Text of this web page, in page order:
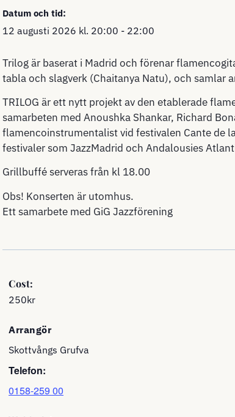
Datum och tid:
12 augusti 2026 kl. 20:00 - 22:00
Trilog är baserat i Madrid och förenar
tabla och slagverk (Chaitanya Natu), och samlar
TRILOG är ett nytt projekt av den etablerade
samarbeten med Anoushka Shankar, Richard
flamencoinstrumentalist vid festivalen Cante de
festivaler som JazzMadrid och Andalousies
Grillbuffé serveras från kl 18.00
Obs! Konserten är utomhus.
Ett samarbete med GiG Jazzförening
Cost:
250kr
Arrangör
Skottvångs Grufva
Telefon:
0158-259 00